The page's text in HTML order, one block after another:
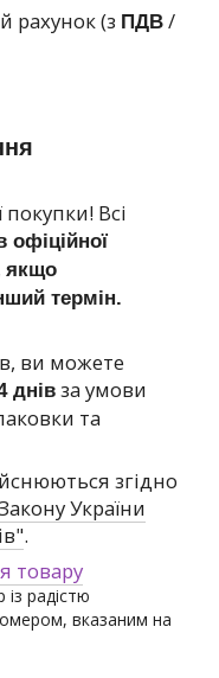
рахунок (з ПДВ /
Всі
офіційної
якщо
термін.
ви можете
днів за умови
та
згідно
України
.
товару
радістю
вказаним на